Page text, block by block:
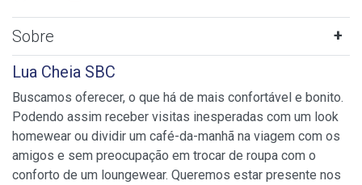
Sobre
Lua Cheia SBC
Buscamos oferecer, o que há de mais confortável e bonito.
Podendo assim receber visitas inesperadas com um look
homewear ou dividir um café-da-manhã na viagem com os
amigos e sem preocupação em trocar de roupa com o
conforto de um loungewear. Queremos estar presente nos